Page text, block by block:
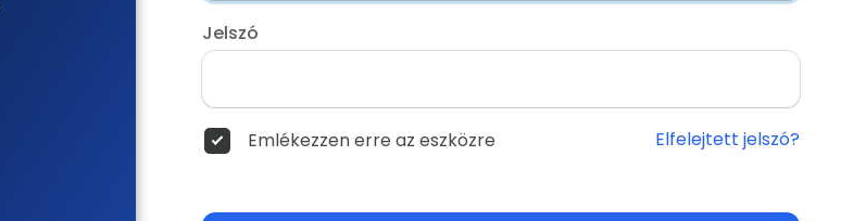
Jelszó
Emlékezzen erre az eszközre Elfelejtett jelszó?